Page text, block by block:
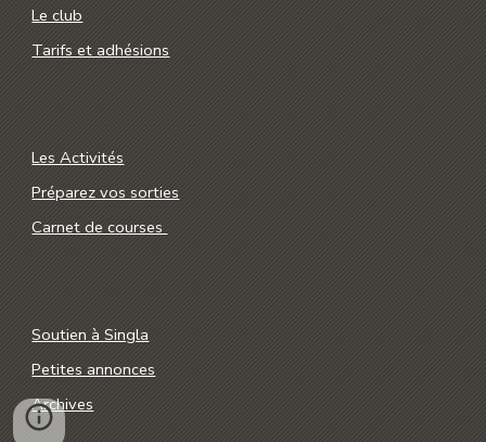
Le club
Tarifs et adhésions
Les Activités
Préparez vos sorties
Carnet de courses
Soutien à Singla
Petites annonces
Archives